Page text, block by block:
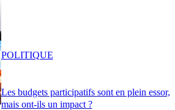
Les budgets participatifs sont en plein essor,
mais ont-ils un impact ?
POLITIQUE